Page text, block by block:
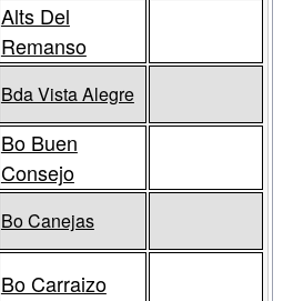
Alts Del
Remanso
Bda Vista Alegre
Bo Buen
Consejo
Bo Canejas
Bo Carraizo